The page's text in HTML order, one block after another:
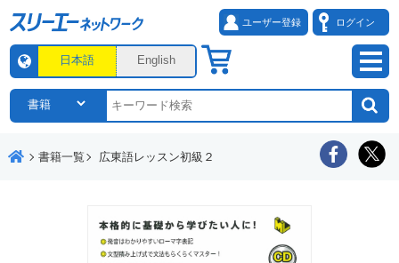
ユーザー登録 ログイン
日本語 English
書籍一覧 広東語レッスン初級２